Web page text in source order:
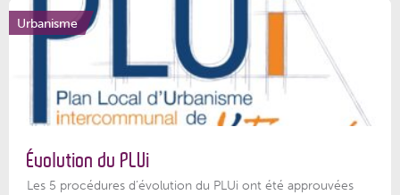
Urbanisme
Évolution du PLUi
Les 5 procédures d’évolution du PLUi ont été approuvées